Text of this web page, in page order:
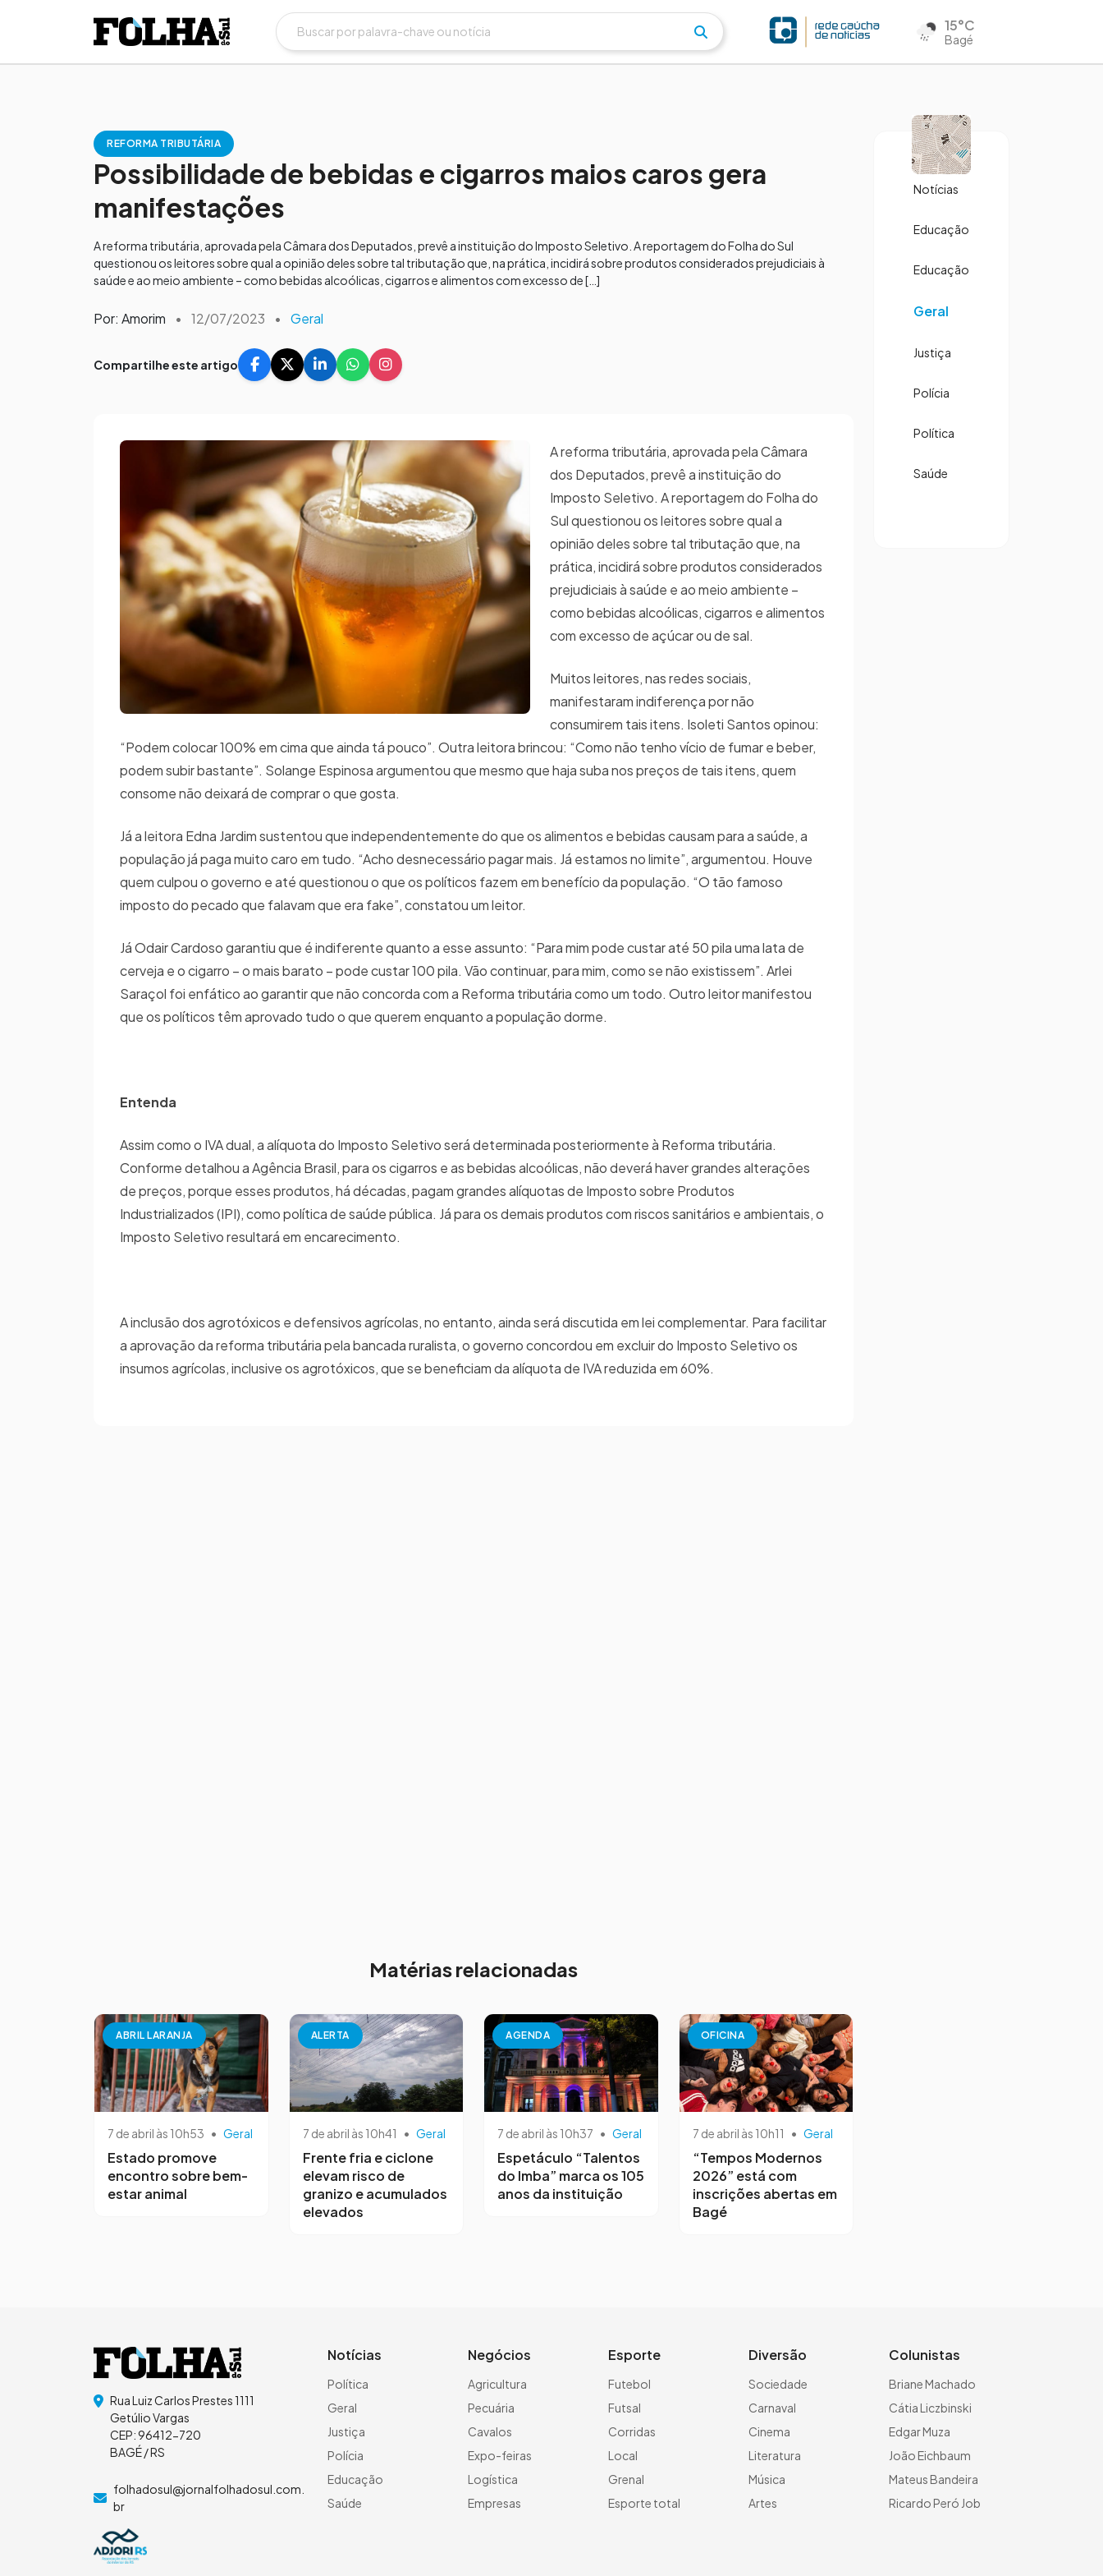
15°C
Bagé
REFORMA TRIBUTÁRIA
Possibilidade de bebidas e cigarros maios caros gera
manifestações
A reforma tributária, aprovada pela Câmara dos Deputados, prevê a instituição do Imposto Seletivo. A reportagem do Folha do Sul
questionou os leitores sobre qual a opinião deles sobre tal tributação que, na prática, incidirá sobre produtos considerados prejudiciais à
saúde e ao meio ambiente – como bebidas alcoólicas, cigarros e alimentos com excesso de […]
Por: Amorim • 12/07/2023 • Geral
Compartilhe este artigo
A reforma tributária, aprovada pela Câmara
dos Deputados, prevê a instituição do
Imposto Seletivo. A reportagem do Folha do
Sul questionou os leitores sobre qual a
opinião deles sobre tal tributação que, na
prática, incidirá sobre produtos considerados
prejudiciais à saúde e ao meio ambiente –
como bebidas alcoólicas, cigarros e alimentos
com excesso de açúcar ou de sal.
Muitos leitores, nas redes sociais,
manifestaram indiferença por não
consumirem tais itens. Isoleti Santos opinou:
“Podem colocar 100% em cima que ainda tá pouco”. Outra leitora brincou: “Como não tenho vício de fumar e beber,
podem subir bastante”. Solange Espinosa argumentou que mesmo que haja suba nos preços de tais itens, quem
consome não deixará de comprar o que gosta.
Já a leitora Edna Jardim sustentou que independentemente do que os alimentos e bebidas causam para a saúde, a
população já paga muito caro em tudo. “Acho desnecessário pagar mais. Já estamos no limite”, argumentou. Houve
quem culpou o governo e até questionou o que os políticos fazem em benefício da população. “O tão famoso
imposto do pecado que falavam que era fake”, constatou um leitor.
Já Odair Cardoso garantiu que é indiferente quanto a esse assunto: “Para mim pode custar até 50 pila uma lata de
cerveja e o cigarro – o mais barato – pode custar 100 pila. Vão continuar, para mim, como se não existissem”. Arlei
Saraçol foi enfático ao garantir que não concorda com a Reforma tributária como um todo. Outro leitor manifestou
que os políticos têm aprovado tudo o que querem enquanto a população dorme.
Entenda
Assim como o IVA dual, a alíquota do Imposto Seletivo será determinada posteriormente à Reforma tributária.
Conforme detalhou a Agência Brasil, para os cigarros e as bebidas alcoólicas, não deverá haver grandes alterações
de preços, porque esses produtos, há décadas, pagam grandes alíquotas de Imposto sobre Produtos
Industrializados (IPI), como política de saúde pública. Já para os demais produtos com riscos sanitários e ambientais, o
Imposto Seletivo resultará em encarecimento.
A inclusão dos agrotóxicos e defensivos agrícolas, no entanto, ainda será discutida em lei complementar. Para facilitar
a aprovação da reforma tributária pela bancada ruralista, o governo concordou em excluir do Imposto Seletivo os
insumos agrícolas, inclusive os agrotóxicos, que se beneficiam da alíquota de IVA reduzida em 60%.
Matérias relacionadas
ABRIL LARANJA
7 de abril às 10h53 • Geral
Estado promove
encontro sobre bem-
estar animal
ALERTA
7 de abril às 10h41 • Geral
Frente fria e ciclone
elevam risco de
granizo e acumulados
elevados
AGENDA
7 de abril às 10h37 • Geral
Espetáculo “Talentos
do Imba” marca os 105
anos da instituição
OFICINA
7 de abril às 10h11 • Geral
“Tempos Modernos
2026” está com
inscrições abertas em
Bagé
Notícias
Educação
Educação
Geral
Justiça
Polícia
Política
Saúde
Rua Luiz Carlos Prestes 1111
Getúlio Vargas
CEP: 96412-720
BAGÉ / RS
folhadosul@jornalfolhadosul.com.
br
Notícias
Política
Geral
Justiça
Polícia
Educação
Saúde
Negócios
Agricultura
Pecuária
Cavalos
Expo-feiras
Logística
Empresas
Esporte
Futebol
Futsal
Corridas
Local
Grenal
Esporte total
Diversão
Sociedade
Carnaval
Cinema
Literatura
Música
Artes
Colunistas
Briane Machado
Cátia Liczbinski
Edgar Muza
João Eichbaum
Mateus Bandeira
Ricardo Peró Job